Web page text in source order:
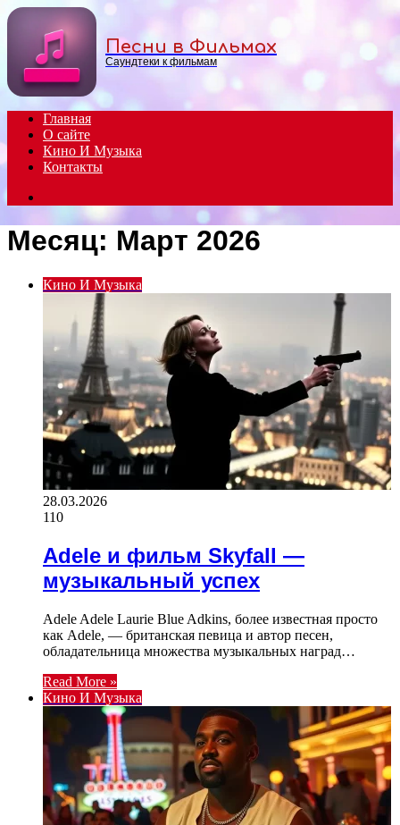
Menu
Песни в Фильмах
Саундтеки к фильмам
Главная
О сайте
Кино И Музыка
Контакты
Месяц: Март 2026
Кино И Музыка
28.03.2026
110
Adele и фильм Skyfall —
музыкальный успех
Adele Adele Laurie Blue Adkins, более известная просто
как Adele, — британская певица и автор песен,
обладательница множества музыкальных наград…
Read More »
Кино И Музыка